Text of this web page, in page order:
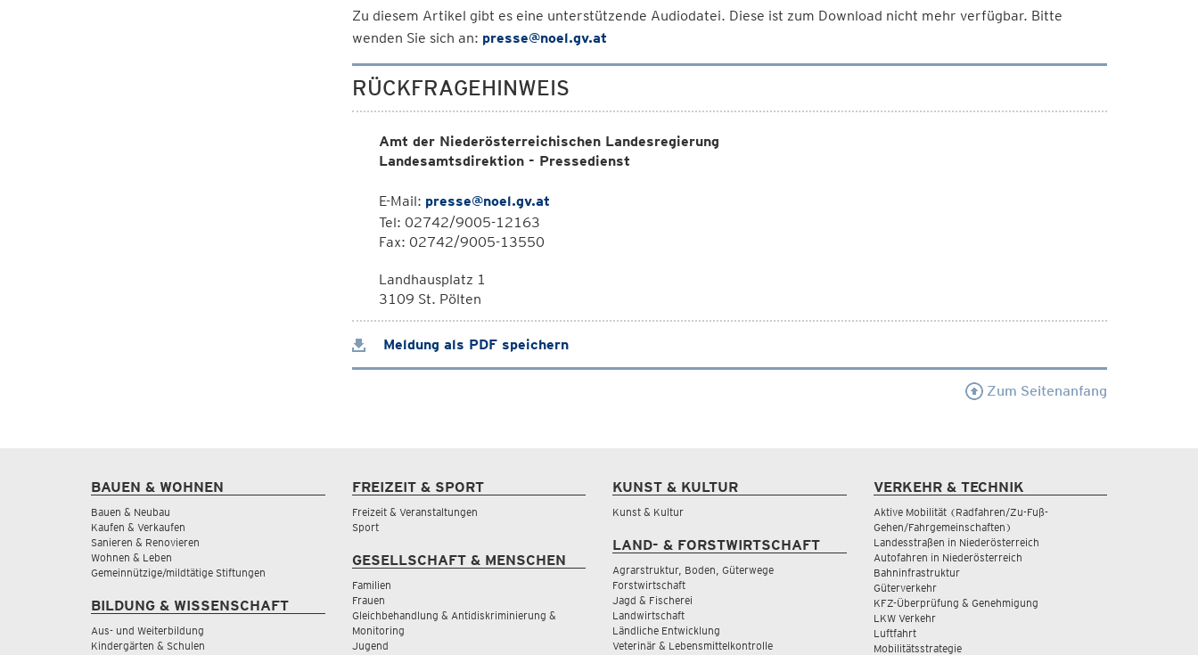
Zu diesem Artikel gibt es eine unterstützende Audiodatei. Diese ist zum Download nicht mehr verfügbar. Bitte
wenden Sie sich an: presse@noel.gv.at
RÜCKFRAGEHINWEIS
Amt der Niederösterreichischen Landesregierung
Landesamtsdirektion - Pressedienst
E-Mail: presse@noel.gv.at
Tel: 02742/9005-12163
Fax: 02742/9005-13550
Landhausplatz 1
3109 St. Pölten
Meldung als PDF speichern
Zum Seitenanfang
BAUEN & WOHNEN
Bauen & Neubau
Kaufen & Verkaufen
Sanieren & Renovieren
Wohnen & Leben
Gemeinnützige/mildtätige Stiftungen
BILDUNG & WISSENSCHAFT
Aus- und Weiterbildung
Kindergärten & Schulen
FREIZEIT & SPORT
Freizeit & Veranstaltungen
Sport
GESELLSCHAFT & MENSCHEN
Familien
Frauen
Gleichbehandlung & Antidiskriminierung &
Monitoring
Jugend
KUNST & KULTUR
Kunst & Kultur
LAND- & FORSTWIRTSCHAFT
Agrarstruktur, Boden, Güterwege
Forstwirtschaft
Jagd & Fischerei
Landwirtschaft
Ländliche Entwicklung
Veterinär & Lebensmittelkontrolle
VERKEHR & TECHNIK
Aktive Mobilität (Radfahren/Zu-Fuß-
Gehen/Fahrgemeinschaften)
Landesstraßen in Niederösterreich
Autofahren in Niederösterreich
Bahninfrastruktur
Güterverkehr
KFZ-Überprüfung & Genehmigung
LKW Verkehr
Luftfahrt
Mobilitätsstrategie